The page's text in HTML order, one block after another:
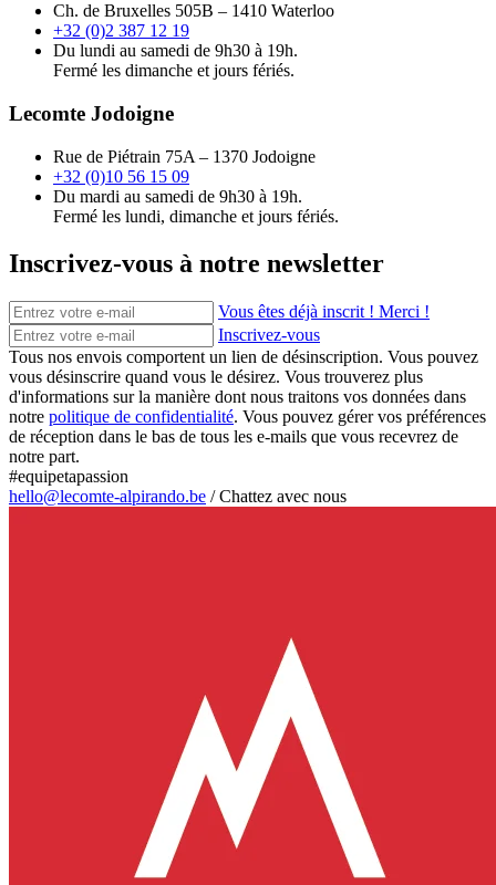
Ch. de Bruxelles 505B – 1410 Waterloo
+32 (0)2 387 12 19
Du lundi au samedi de 9h30 à 19h.
Fermé les dimanche et jours fériés.
Lecomte Jodoigne
Rue de Piétrain 75A – 1370 Jodoigne
+32 (0)10 56 15 09
Du mardi au samedi de 9h30 à 19h.
Fermé les lundi, dimanche et jours fériés.
Inscrivez-vous à notre newsletter
Vous êtes déjà inscrit ! Merci !
Inscrivez-vous
Tous nos envois comportent un lien de désinscription. Vous pouvez
vous désinscrire quand vous le désirez. Vous trouverez plus
d'informations sur la manière dont nous traitons vos données dans
notre politique de confidentialité. Vous pouvez gérer vos préférences
de réception dans le bas de tous les e-mails que vous recevrez de
notre part.
#equipetapassion
hello@lecomte-alpirando.be /Chattez avec nous